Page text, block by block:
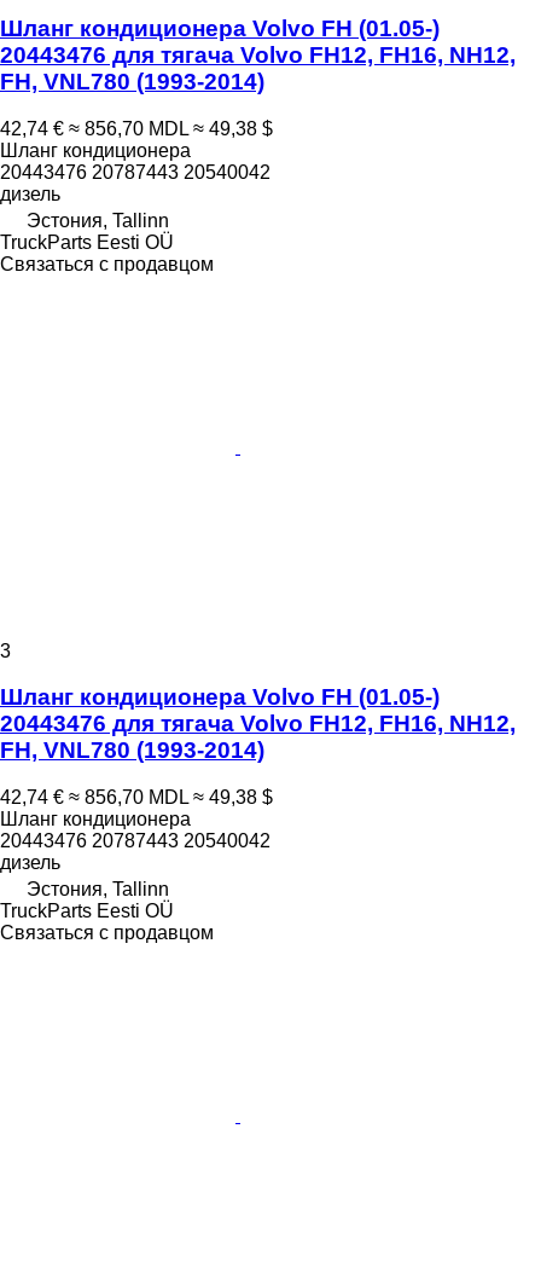
Шланг кондиционера Volvo FH (01.05-)
20443476 для тягача Volvo FH12, FH16, NH12,
FH, VNL780 (1993-2014)
42,74 € ≈ 856,70 MDL ≈ 49,38 $
Шланг кондиционера
20443476 20787443 20540042
дизель
Эстония, Tallinn
TruckParts Eesti OÜ
Связаться с продавцом
3
Шланг кондиционера Volvo FH (01.05-)
20443476 для тягача Volvo FH12, FH16, NH12,
FH, VNL780 (1993-2014)
42,74 € ≈ 856,70 MDL ≈ 49,38 $
Шланг кондиционера
20443476 20787443 20540042
дизель
Эстония, Tallinn
TruckParts Eesti OÜ
Связаться с продавцом